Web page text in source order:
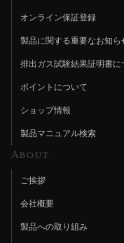
オンライン保証登録
製品に関する重要なお知ら
排出ガス試験結果証明書に
ポイントについて
ショップ情報
製品マニュアル検索
About
ご挨拶
会社概要
製品への取り組み